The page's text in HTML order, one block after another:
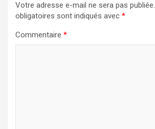
Votre adresse e-mail ne sera pas publiée.
obligatoires sont indiqués avec *
Commentaire *